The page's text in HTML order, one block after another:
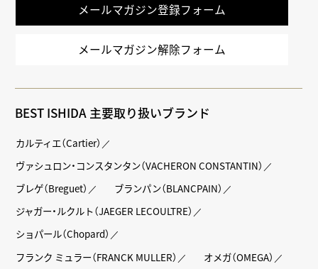
メールマガジン登録フォーム
メールマガジン解除フォーム
BEST ISHIDA 主要取り扱いブランド
カルティエ（Cartier）
ヴァシュロン・コンスタンタン（VACHERON CONSTANTIN）
ブレゲ（Breguet）
ブランパン（BLANCPAIN）
ジャガー・ルクルト（JAEGER LECOULTRE）
ショパール（Chopard）
フランク ミュラー（FRANCK MULLER）
オメガ（OMEGA）